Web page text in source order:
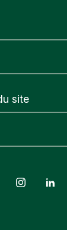
site
FacebookInstagram